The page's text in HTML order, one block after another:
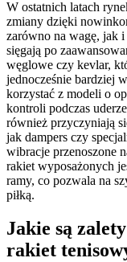
W ostatnich latach
zmiany dzięki
zarówno na wagę, jak
sięgają po
węglowe czy kevlar,
jednocześnie bardziej
korzystać z modeli o
kontroli podczas
również przyczyniają
jak dampers czy
wibracje przenoszone
rakiet wyposażonych
ramy, co pozwala na
piłką.
Jakie są
rakiet